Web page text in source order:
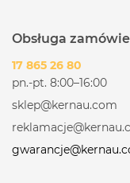
Obsługa
17 865 26 80
pn.-pt. 8:00–16:00
sklep@kernau.com